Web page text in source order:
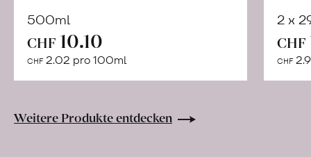
500ml
CHF 10.10
CHF 2.02 pro 100ml
Warenkorb
2 x
CHF
CHF
Weitere Produkte entdecken